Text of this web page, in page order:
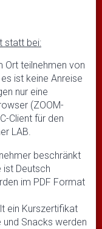
statt bei:
Ort teilnehmen von
ist keine Anreise
nur eine
(ZOOM-
Client für den
LAB.
beschränkt
ist Deutsch
im PDF Format
ein Kurszertifikat
und Snacks werden